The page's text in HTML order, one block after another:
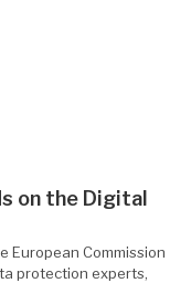
on the Digital
European Commission
protection experts,